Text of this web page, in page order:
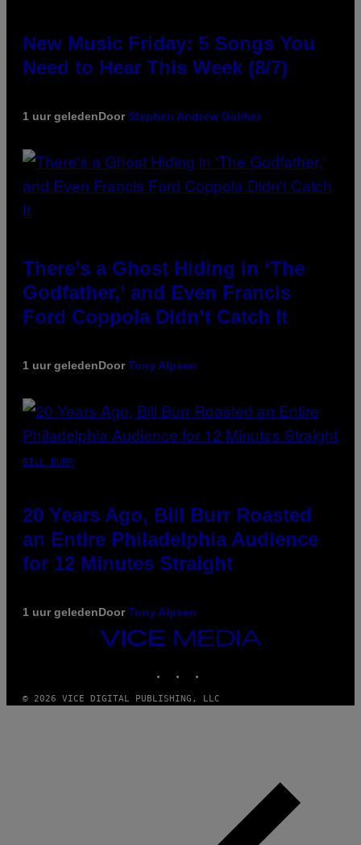
New Music Friday: 5 Songs You
Need to Hear This Week (8/7)
1 uur geledenDoorStephen Andrew Galiher
There’s a Ghost Hiding in ‘The
Godfather,’ and Even Francis
Ford Coppola Didn’t Catch It
1 uur geledenDoorTony Alpsen
BILL BURR
20 Years Ago, Bill Burr Roasted
an Entire Philadelphia Audience
for 12 Minutes Straight
1 uur geledenDoorTony Alpsen
VICE
MEDIA
© 2026 VICE DIGITAL PUBLISHING, LLC